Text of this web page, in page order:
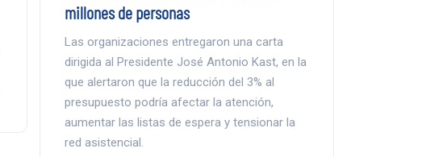
millones de personas
Las organizaciones entregaron una carta
dirigida al Presidente José Antonio Kast, en la
que alertaron que la reducción del 3% al
presupuesto podría afectar la atención,
aumentar las listas de espera y tensionar la
red asistencial.